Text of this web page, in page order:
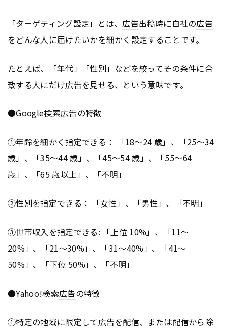
「ターゲティング設定」とは、 広告出稿時に自社の広告
をどんな人に届けたいかを細かく設定することです。
たとえば、「年代」「性別」などを絞ってその条件に合
致する人にだけ広告を見せる、という意味です。
●Google検索広告の特徴
①年齢を細かく指定できる： 「18～24 歳」、「25～34
歳」、「35～44 歳」、「45～54 歳」、「55～64
歳」、「65 歳以上」、「不明」
②性別を指定できる： 「女性」、「男性」、「不明」
③世帯収入を指定できる: 「上位 10%」、「11～
20%」、「21～30%」、「31～40%」、「41～
50%」、「下位 50%」、「不明」
●Yahoo!検索広告の特徴
①特定の地域に限定して広告を配信、または配信から除